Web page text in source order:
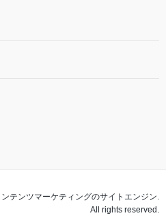
テンツマーケティングのサイトエンジン.
All rights reserved.